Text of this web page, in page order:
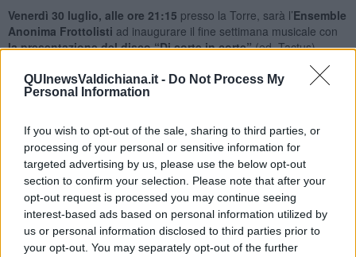
QUInewsValdichiana.it - Do Not Process My
Personal Information
If you wish to opt-out of the sale, sharing to third parties, or
processing of your personal or sensitive information for
targeted advertising by us, please use the below opt-out
section to confirm your selection. Please note that after your
opt-out request is processed you may continue seeing
interest-based ads based on personal information utilized by
us or personal information disclosed to third parties prior to
your opt-out. You may separately opt-out of the further
Venerdì 30 luglio, alle ore 21:15 presso la Torre, sarà l’Ensemble
Anonima Frottolisti ad inaugurare il fine settimana musicale con
la presentazione del disco “Di corte in corte”(ed. Tactus),
tentativo da parte dell’ensemble umbro di dar vita ad un’istantanea
dell’Umanesimo musicale di corte, dividendo il percorso in cinque
quadri: della Corte e del Potere, dell’Amore, della Festa, Danzasi
Gannudi (arpa e voce), Luca Piccioni (liuto e voce), Simone
Marcelli (claviciterium, organo portativo, voce), Emiliano Finucci
(voce, viola da braccio), Mauro Presazzi (voce), Massimiliano
Dragoni (dulcimelo e percussioni antiche), Alessio Nalli (flauti,
bombarda, ceccola), Luigi Germini (trombone rinascimentale),
Saverio Zacchei (trombone rinascimentale).